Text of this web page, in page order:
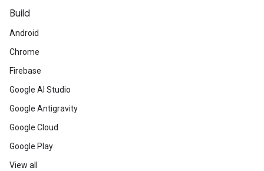
Build
Android
Chrome
Firebase
Google AI Studio
Google Antigravity
Google Cloud
Google Play
View all